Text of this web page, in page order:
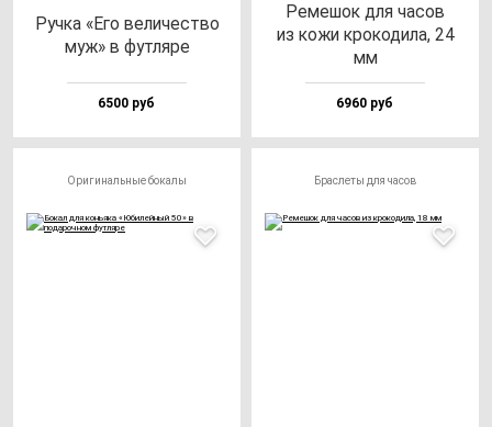
Руч­ка «Его ве­ли­чес­тво
муж» в фут­ля­ре
6500 руб
Реме­шок для ча­сов
из ко­жи кро­ко­ди­ла, 24
мм
6960 руб
Оригинальные бокалы Браслеты для часов